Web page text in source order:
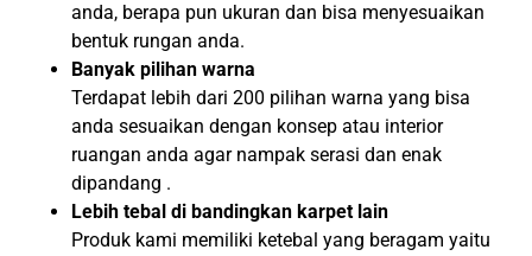
anda, berapa pun ukuran dan bisa menyesuaikan
bentuk rungan anda.
Banyak pilihan warna
Terdapat lebih dari 200 pilihan warna yang bisa
anda sesuaikan dengan konsep atau interior
ruangan anda agar nampak serasi dan enak
dipandang .
Lebih tebal di bandingkan karpet lain
Produk kami memiliki ketebal yang beragam yaitu